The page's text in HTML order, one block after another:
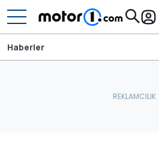
Haberler